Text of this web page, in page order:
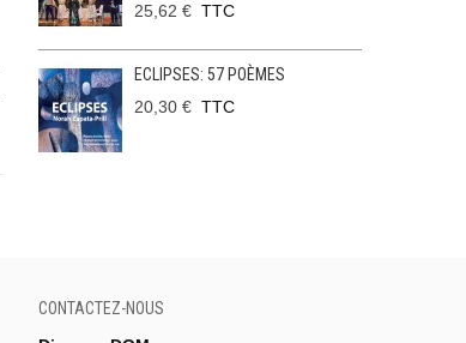
25,62 € TTC
ECLIPSES: 57 POÈMES
20,30 € TTC
CONTACTEZ-NOUS